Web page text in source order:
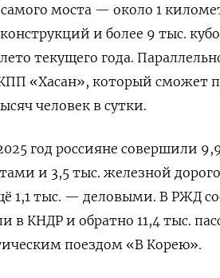
моста — около 1
и более 9 тыс.
текущего года.
«Хасан», который сможет
человек в сутки.
год россияне совершили
и 3,5 тыс. железной
1,1 тыс. — деловыми. В РЖД
в КНДР и обратно 11,4 тыс.
поездом «В Корею».